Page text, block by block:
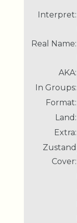
Interpret:
Real Name:
AKA:
In Groups:
Format:
Land:
Extra:
Zustand
Cover: